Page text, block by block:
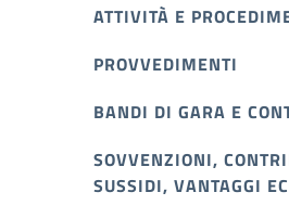
ATTIVITÀ E
PROVVEDIMENTI
BANDI DI GARA E
SOVVENZIONI,
SUSSIDI, VANTAGGI